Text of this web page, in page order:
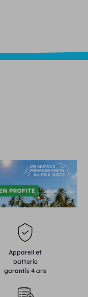
Appareil et
batterie
garantis 4 ans